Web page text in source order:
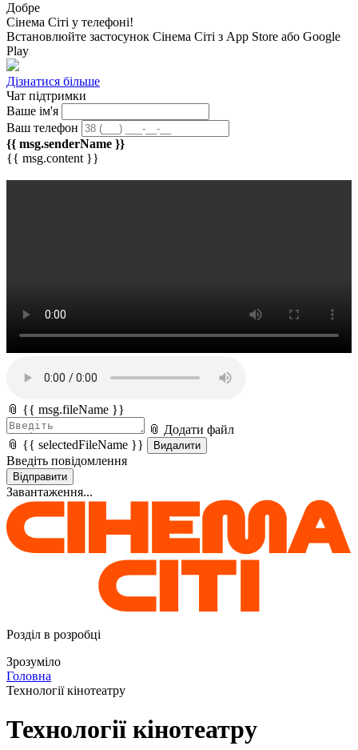
Добре
Сінема Сіті у телефоні!
Встановлюйте застосунок Сінема Сіті з App Store або Google
Play
Дізнатися більше
Чат підтримки
Ваше ім'я
Ваш телефон
{{ msg.senderName }}
{{ msg.content }}
📎 {{ msg.fileName }}
📎 Додати файл
📎 {{ selectedFileName }}
Видалити
Введіть повідомлення
Відправити
Завантаження...
Розділ в розробці
Зрозуміло
Головна
Технології кінотеатру
Технології кінотеатру